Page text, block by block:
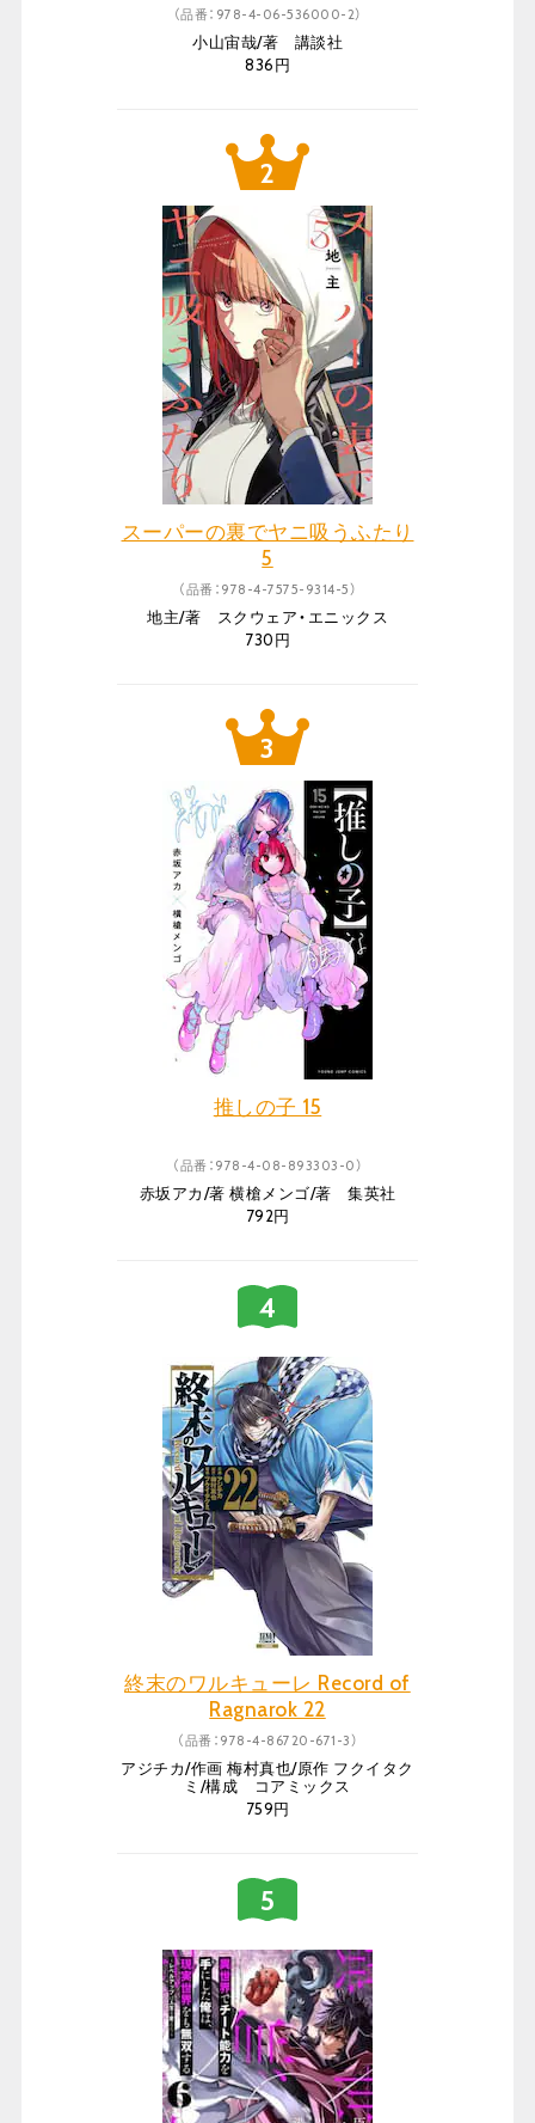
（品番：978-4-06-536000-2）
小山宙哉/著 講談社
836円
スーパーの裏でヤニ吸うふたり
5
（品番：978-4-7575-9314-5）
地主/著 スクウェア・エニックス
730円
推しの子 15
（品番：978-4-08-893303-0）
赤坂アカ/著 横槍メンゴ/著 集英社
792円
終末のワルキューレ Record of
Ragnarok 22
（品番：978-4-86720-671-3）
アジチカ/作画 梅村真也/原作 フクイタク
ミ/構成 コアミックス
759円